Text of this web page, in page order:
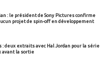
: le président de Sony Pictures confirme
projet de spin-off en développement
: deux extraits avec Hal Jordan pour la série
avant la sortie